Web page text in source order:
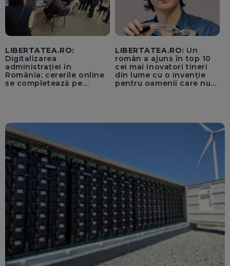
LIBERTATEA.RO:
Digitalizarea
administrației în
România: cererile online
se completează pe
LIBERTATEA.RO: Un
român a ajuns în top 10
cei mai inovatori tineri
din lume cu o invenție
pentru oamenii care nu